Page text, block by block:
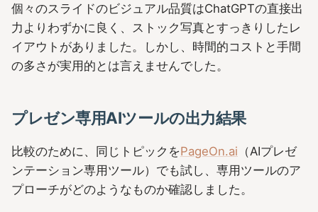
個々のスライドのビジュアル品質はChatGPTの直接出
力よりわずかに良く、ストック写真とすっきりしたレ
イアウトがありました。しかし、時間的コストと手間
の多さが実用的とは言えませんでした。
プレゼン専用AIツールの出力結果
比較のために、同じトピックをPageOn.ai （AIプレゼ
ンテーション専用ツール）でも試し、専用ツールのア
プローチがどのようなものか確認しました。